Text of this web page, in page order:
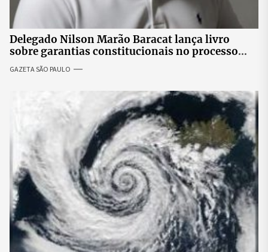
Delegado Nilson Marão Baracat lança livro
sobre garantias constitucionais no processo
penal brasileiro
GAZETA SÃO PAULO